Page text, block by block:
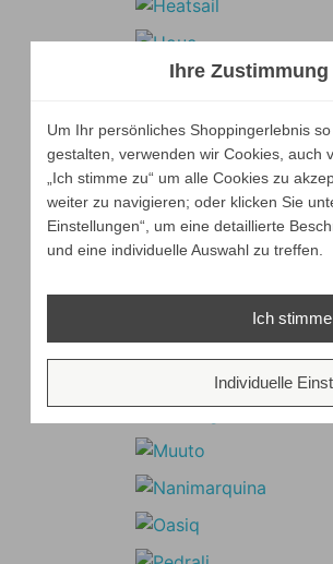
Ihre
Um Ihr persönliches Shoppingerlebnis
gestalten, verwenden wir Cookies, auch
„Ich stimme zu“ um alle Cookies zu
weiter zu navigieren; oder klicken Sie
Einstellungen“, um eine detaillierte
und eine individuelle Auswahl zu treffen.
Ich
Individuelle